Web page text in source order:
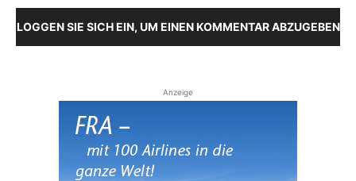
LOGGEN SIE SICH EIN, UM EINEN KOMMENTAR ABZUGEBEN
Anzeige